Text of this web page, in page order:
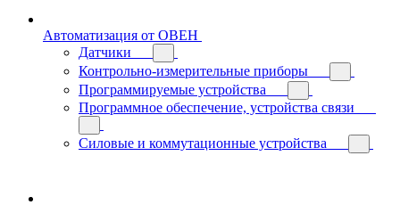
Автоматизация от ОВЕН
Датчики
Контрольно-измерительные приборы
Программируемые устройства
Программное обеспечение, устройства связи
Силовые и коммутационные устройства